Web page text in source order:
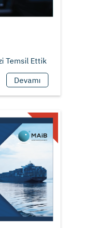
Buluşması'nda Birliğimizi Temsil Ettik
Devamı